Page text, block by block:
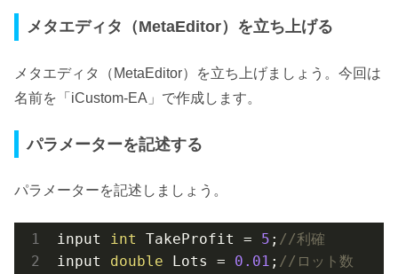
メタエディタ（MetaEditor）を立ち上げる
メタエディタ（MetaEditor）を立ち上げましょう。今回は
名前を「iCustom-EA」で作成します。
パラメーターを記述する
パラメーターを記述しましょう。
input int TakeProfit = 5 ; //利確
input double Lots = 0.01 ; //ロット数